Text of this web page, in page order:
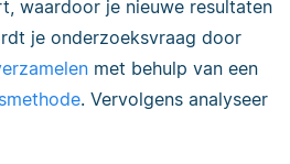
, waardoor je nieuwe resultaten
je onderzoeksvraag door
met behulp van een
. Vervolgens analyseer